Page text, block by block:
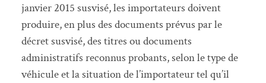
janvier 2015 susvisé, les importateurs doivent
produire, en plus des documents prévus par le
décret susvisé, des titres ou documents
administratifs reconnus probants, selon le type de
véhicule et la situation de l’importateur tel qu’il